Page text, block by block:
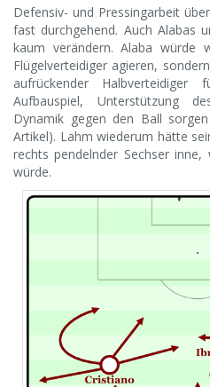
Defensiv- und Pressingarbeit
fast durchgehend. Auch Alabas
kaum verändern. Alaba würde
Flügelverteidiger agieren,
aufrückender
Aufbauspiel, Unterstützung
Dynamik gegen den Ball
Artikel). Lahm wiederum hätte
rechts pendelnder Sechser
würde.